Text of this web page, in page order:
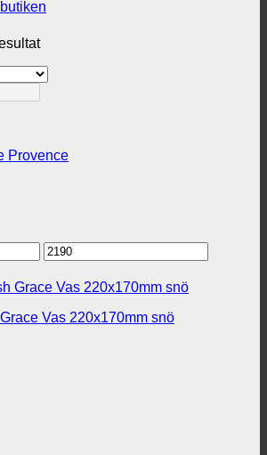
Sortera
senaste
Provence
Max
pris
Vas 220x170mm snö